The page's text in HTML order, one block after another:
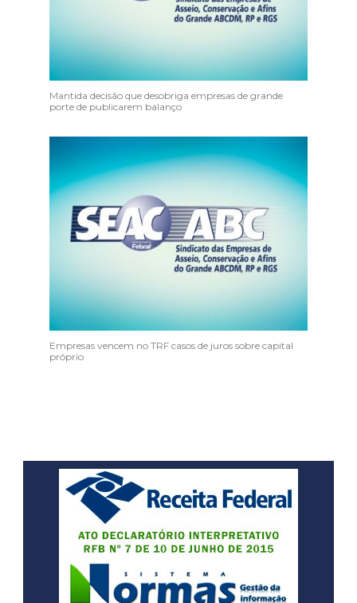
Mantida decisão que desobriga empresas de grande
porte de publicarem balanço
Empresas vencem no TRF casos de juros sobre capital
próprio